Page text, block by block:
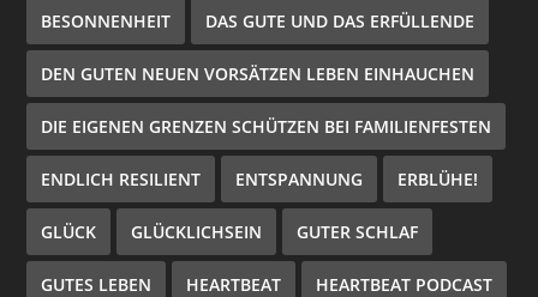
BESONNENHEIT DAS GUTE UND DAS ERFÜLLENDE
DEN GUTEN NEUEN VORSÄTZEN LEBEN EINHAUCHEN
DIE EIGENEN GRENZEN SCHÜTZEN BEI FAMILIENFESTEN
ENDLICH RESILIENT ENTSPANNUNG ERBLÜHE!
GLÜCK GLÜCKLICHSEIN GUTER SCHLAF
GUTES LEBEN HEARTBEAT HEARTBEAT PODCAST